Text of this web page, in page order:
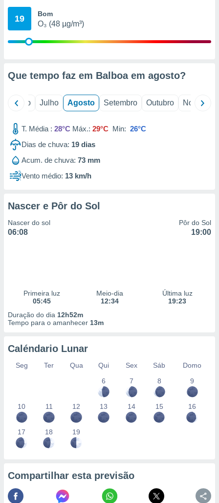
através
de
1199
19 Bom
O₃ (48 µg/m³)
Que tempo faz em Balboa em agosto?
Junho Julho Agosto Setembro Outubro Novembro
T. Média : 28°C Máx.: 29°C Min: 26°C
Dias de chuva: 19 dias
Acum. de chuva: 73 mm
Vento médio: 13 km/h
Nascer e Pôr do Sol
Nascer do sol
06:08
Pôr do Sol
19:00
Primeira luz
05:45
Meio-dia
12:34
Última luz
19:23
Duração do dia 12h52m
Tempo para o amanhecer 13m
Caléndario Lunar
Seg Ter Qua Qui Sex Sáb
Domo
6
7 8 9
10 11 12 13 14 15 16
17 18 19
Compartilhar esta previsão